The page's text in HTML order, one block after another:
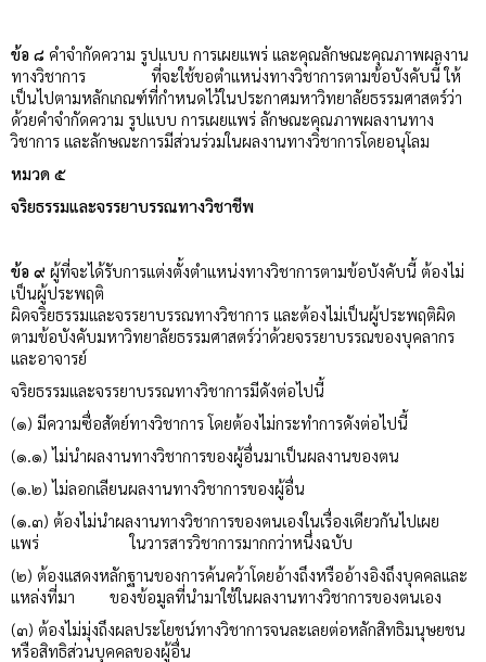
ข้อ ๘ คำจำกัดความ รูปแบบ การเผยแพร่ และคุณลักษณะคุณภาพผลงาน
ทางวิชาการ ที่จะใช้ขอตำแหน่งทางวิชาการตามข้อบังคับนี้ ให้
เป็นไปตามหลักเกณฑ์ที่กำหนดไว้ในประกาศมหาวิทยาลัยธรรมศาสตร์ว่า
ด้วยคำจำกัดความ รูปแบบ การเผยแพร่ ลักษณะคุณภาพผลงานทาง
วิชาการ และลักษณะการมีส่วนร่วมในผลงานทางวิชาการโดยอนุโลม
หมวด ๕
จริยธรรมและจรรยาบรรณทางวิชาชีพ
ข้อ ๙ ผู้ที่จะได้รับการแต่งตั้งตำแหน่งทางวิชาการตามข้อบังคับนี้ ต้องไม่
เป็นผู้ประพฤติ
ผิดจริยธรรมและจรรยาบรรณทางวิชาการ และต้องไม่เป็นผู้ประพฤติผิด
ตามข้อบังคับมหาวิทยาลัยธรรมศาสตร์ว่าด้วยจรรยาบรรณของบุคลากร
และอาจารย์
จริยธรรมและจรรยาบรรณทางวิชาการมีดังต่อไปนี้
(๑) มีความซื่อสัตย์ทางวิชาการ โดยต้องไม่กระทำการดังต่อไปนี้
(๑.๑) ไม่นำผลงานทางวิชาการของผู้อื่นมาเป็นผลงานของตน
(๑.๒) ไม่ลอกเลียนผลงานทางวิชาการของผู้อื่น
(๑.๓) ต้องไม่นำผลงานทางวิชาการของตนเองในเรื่องเดียวกันไปเผย
แพร่ ในวารสารวิชาการมากกว่าหนึ่งฉบับ
(๒) ต้องแสดงหลักฐานของการค้นคว้าโดยอ้างถึงหรืออ้างอิงถึงบุคคลและ
แหล่งที่มา ของข้อมูลที่นำมาใช้ในผลงานทางวิชาการของตนเอง
(๓) ต้องไม่มุ่งถึงผลประโยชน์ทางวิชาการจนละเลยต่อหลักสิทธิมนุษยชน
หรือสิทธิส่วนบุคคลของผู้อื่น